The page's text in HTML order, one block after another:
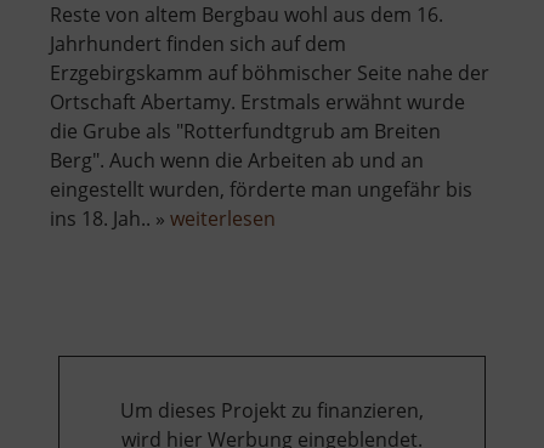
Reste von altem Bergbau wohl aus dem 16.
Jahrhundert finden sich auf dem
Erzgebirgskamm auf böhmischer Seite nahe der
Ortschaft Abertamy. Erstmals erwähnt wurde
die Grube als "Rotterfundtgrub am Breiten
Berg". Auch wenn die Arbeiten ab und an
eingestellt wurden, förderte man ungefähr bis
ins 18. Jah.. » weiterlesen
Um dieses Projekt zu finanzieren,
wird hier Werbung eingeblendet.